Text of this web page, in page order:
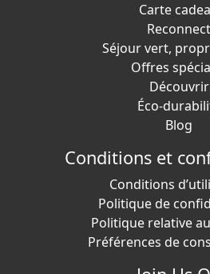
Carte
Reconnect
Séjour vert,
Offres
Découvrir
Éco-
Blog
Conditions et
Conditions
Politique de
Politique relative
Préférences de